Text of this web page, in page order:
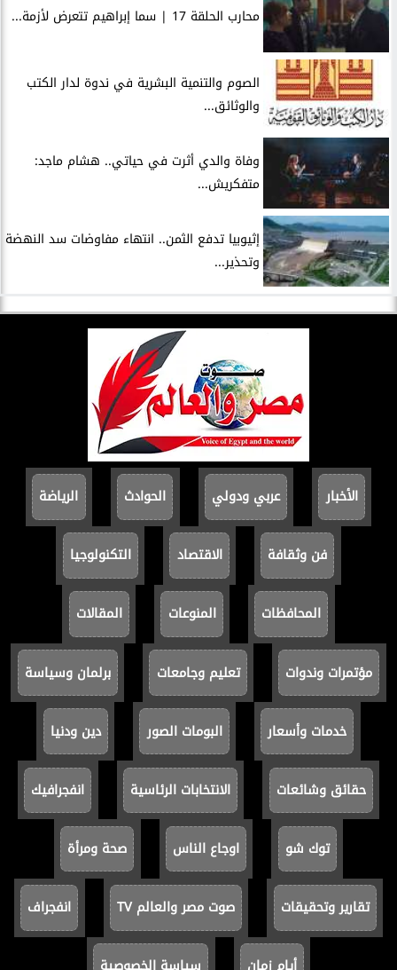
محارب الحلقة 17 | سما إبراهيم تتعرض لأزمة...
الصوم والتنمية البشرية في ندوة لدار الكتب
والوثائق...
وفاة والدي أثرت في حياتي.. هشام ماجد:
متفكريش...
إثيوبيا تدفع الثمن.. انتهاء مفاوضات سد النهضة
وتحذير...
الأخبار عربي ودولي الحوادث الرياضة
فن وثقافة الاقتصاد التكنولوجيا
المحافظات المنوعات المقالات
مؤتمرات وندوات تعليم وجامعات برلمان وسياسة
خدمات وأسعار البومات الصور دين ودنيا
حقائق وشائعات الانتخابات الرئاسية انفجرافيك
توك شو اوجاع الناس صحة ومرأة
تقارير وتحقيقات صوت مصر والعالم TV انفجراف